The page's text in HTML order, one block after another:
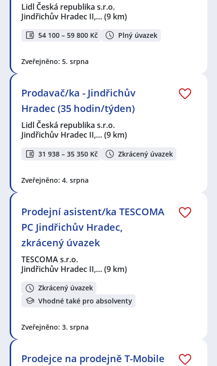
Lidl Česká republika s.r.o.
Jindřichův Hradec II,… (9 km)
54 100 – 59 800 Kč Plný úvazek
Zveřejněno: 5. srpna
Prodavač/ka - Jindřichův
Hradec (35 hodin/týden)
Lidl Česká republika s.r.o.
Jindřichův Hradec II,… (9 km)
31 938 – 35 350 Kč Zkrácený úvazek
Zveřejněno: 4. srpna
Prodejní asistent/ka TESCOMA
PC Jindřichův Hradec,
zkrácený úvazek
TESCOMA s.r.o.
Jindřichův Hradec II,… (9 km)
Zkrácený úvazek
Vhodné také pro absolventy
Zveřejněno: 3. srpna
Prodejce na prodejně T-Mobile